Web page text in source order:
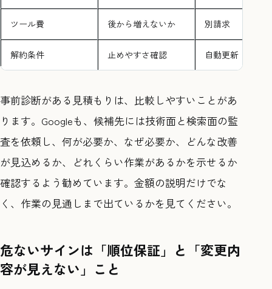
ツール費 後から増えないか 別請求
解約条件 止めやすさ確認 自動更新
事前診断がある見積もりは、比較しやすいことがあ
ります。Googleも、候補先には技術面と検索面の監
査を依頼し、何が必要か、なぜ必要か、どんな改善
が見込めるか、どれくらい作業があるかを示せるか
確認するよう勧めています。金額の説明だけでな
く、作業の見通しまで出ているかを見てください。
危ないサインは「順位保証」と「変更内
容が見えない」こと